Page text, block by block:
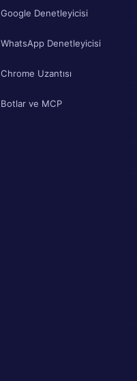
Google Denetleyicisi
WhatsApp Denetleyicisi
Chrome Uzantısı
Botlar ve MCP